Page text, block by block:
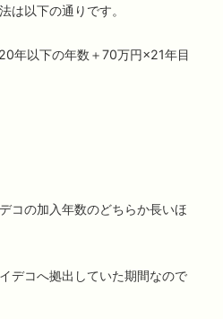
は以下の通りです。
年以下の年数＋70万円×21年目
コの加入年数のどちらか長いほ
デコへ拠出していた期間なので